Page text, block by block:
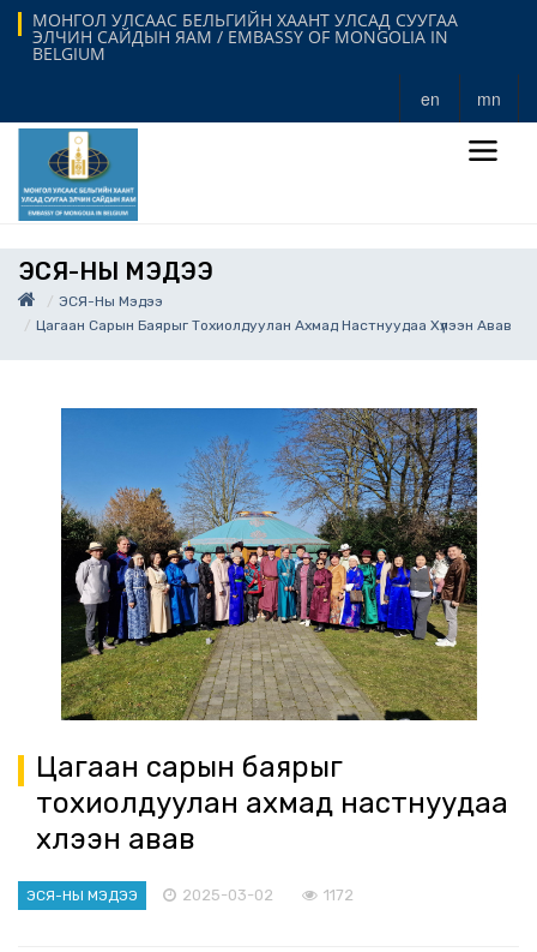
МОНГОЛ УЛСААС БЕЛЬГИЙН ХААНТ УЛСАД СУУГАА
ЭЛЧИН САЙДЫН ЯАМ / EMBASSY OF MONGOLIA IN
BELGIUM
en mn
ЭСЯ-НЫ МЭДЭЭ
ЭСЯ-Ны Мэдээ
Цагаан Сарын Баярыг Тохиолдуулан Ахмад Настнуудаа Хүлээн Авав
Цагаан сарын баярыг
тохиолдуулан ахмад настнуудаа
хүлээн авав
ЭСЯ-НЫ МЭДЭЭ 2025-03-02 1172